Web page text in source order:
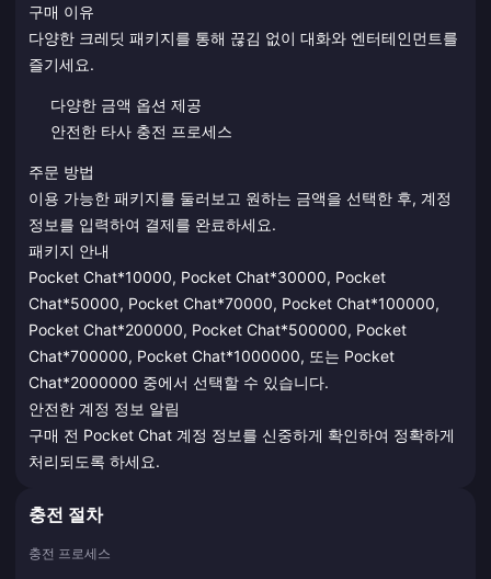
구매 이유
다양한 크레딧 패키지를 통해 끊김 없이 대화와 엔터테인먼트를
즐기세요.
다양한 금액 옵션 제공
안전한 타사 충전 프로세스
주문 방법
이용 가능한 패키지를 둘러보고 원하는 금액을 선택한 후, 계정
정보를 입력하여 결제를 완료하세요.
패키지 안내
Pocket Chat*10000, Pocket Chat*30000, Pocket
Chat*50000, Pocket Chat*70000, Pocket Chat*100000,
Pocket Chat*200000, Pocket Chat*500000, Pocket
Chat*700000, Pocket Chat*1000000, 또는 Pocket
Chat*2000000 중에서 선택할 수 있습니다.
안전한 계정 정보 알림
구매 전 Pocket Chat 계정 정보를 신중하게 확인하여 정확하게
처리되도록 하세요.
충전 절차
충전 프로세스